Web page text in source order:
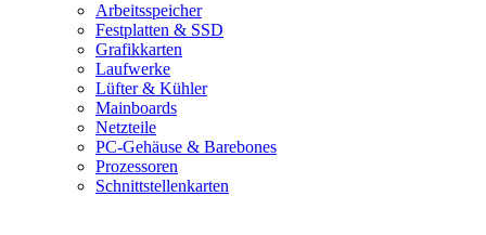
Arbeitsspeicher
Festplatten & SSD
Grafikkarten
Laufwerke
Lüfter & Kühler
Mainboards
Netzteile
PC-Gehäuse & Barebones
Prozessoren
Schnittstellenkarten